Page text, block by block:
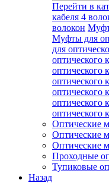
Перейти в
кабеля 4
волокон
Муфты для
для
оптического
оптического
оптического
оптического
оптического
оптического
Оптические
Проходные
Тупиковые
Назад